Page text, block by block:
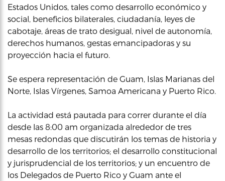
Estados Unidos, tales como desarrollo económico y
social, beneficios bilaterales, ciudadanía, leyes de
cabotaje, áreas de trato desigual, nivel de autonomía,
derechos humanos, gestas emancipadoras y su
proyección hacia el futuro.
Se espera representación de Guam, Islas Marianas del
Norte, Islas Vírgenes, Samoa Americana y Puerto Rico.​
La actividad está pautada para correr durante el día
desde las 8:00 am organizada alrededor de tres
mesas redondas que discutirán los temas de historia y
desarrollo de los territorios; el desarrollo constitucional
y jurisprudencial de los territorios; y un encuentro de
los Delegados de Puerto Rico y Guam ante el